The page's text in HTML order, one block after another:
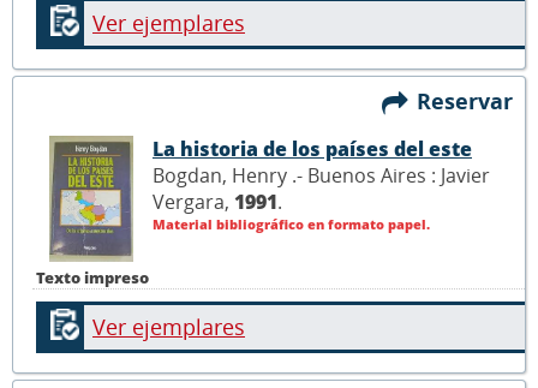
Ver ejemplares
Reservar
Texto impreso
La historia de los países del este
Bogdan, Henry .- Buenos Aires : Javier
Vergara, 1991.
Material bibliográfico en formato papel.
Ver ejemplares